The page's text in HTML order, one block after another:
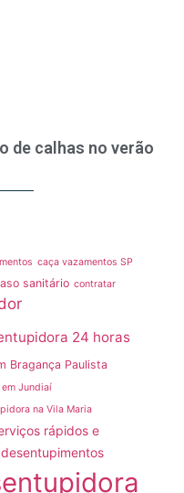
de calhas no verão
caça vazamentos SP
sanitário contratar
24 horas
Bragança Paulista
Jundiaí
na Vila Maria
rápidos e